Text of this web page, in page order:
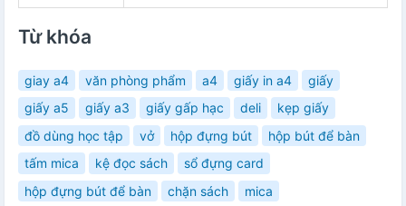
Từ khóa
giay a4 văn phòng phẩm a4 giấy in a4
giấy
giấy a5
giấy a3 giấy gấp hạc deli
kẹp giấy
đồ dùng học tập
vở hộp đựng bút
hộp bút để bàn
tấm mica
kệ đọc sách
sổ đựng card
hộp đựng bút để bàn
chặn sách
mica